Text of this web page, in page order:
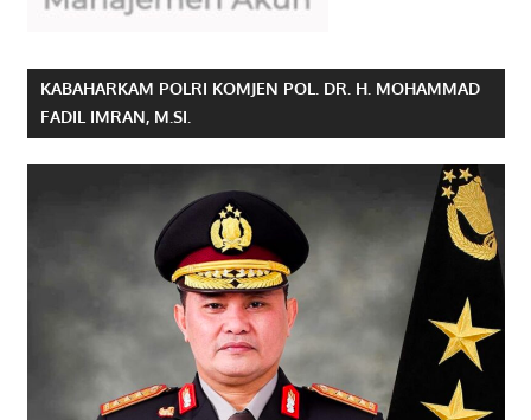
KABAHARKAM POLRI KOMJEN POL. DR. H. MOHAMMAD
FADIL IMRAN, M.SI.